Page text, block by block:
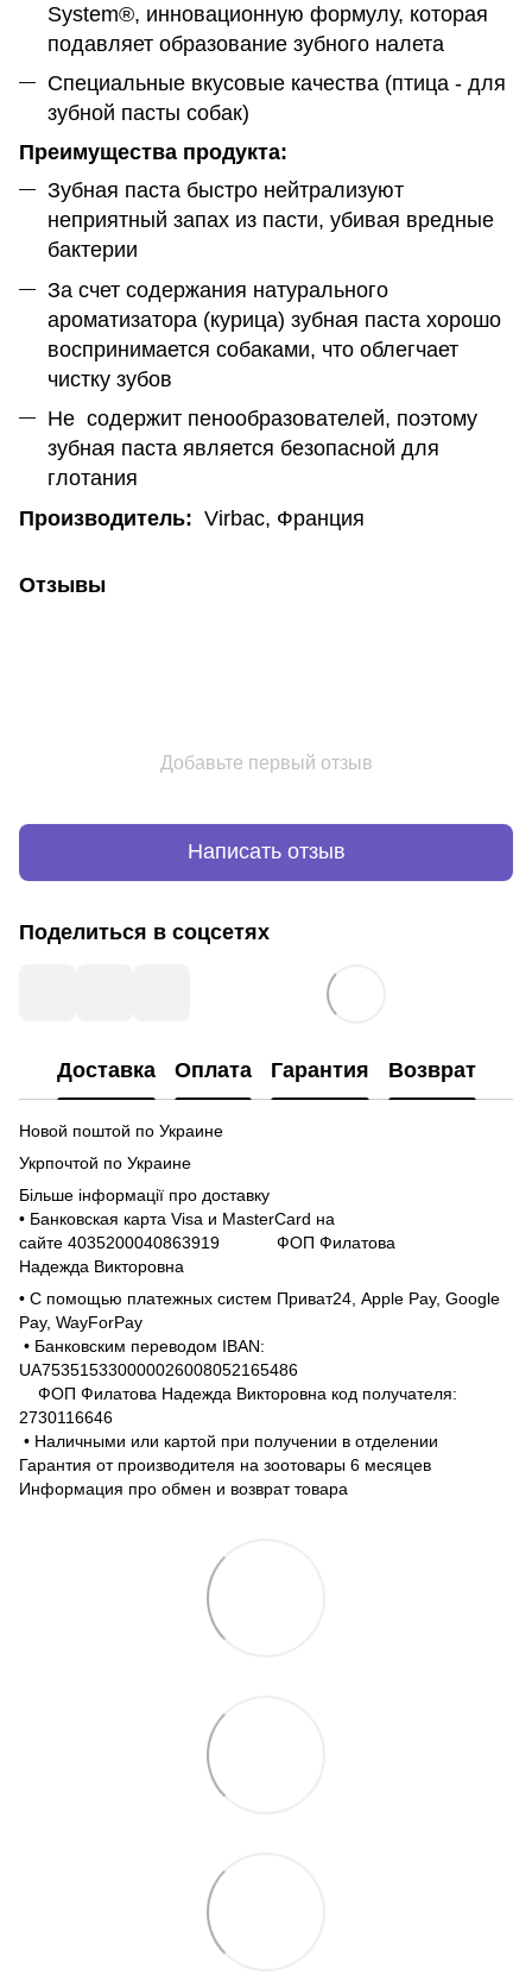
System®, инновационную формулу, которая
подавляет образование зубного налета
Специальные вкусовые качества (птица - для
зубной пасты собак)
Преимущества продукта:
Зубная паста быстро нейтрализуют
неприятный запах из пасти, убивая вредные
бактерии
За счет содержания натурального
ароматизатора (курица) зубная паста хорошо
воспринимается собаками, что облегчает
чистку зубов
Не содержит пенообразователей, поэтому
зубная паста является безопасной для
глотания
Производитель: Virbac, Франция
Отзывы
Добавьте первый отзыв
Написать отзыв
Поделиться в соцсетях
Доставка Оплата Гарантия Возврат
Новой поштой по Украине
Укрпочтой по Украине
Більше інформації про доставку
• Банковская карта Visa и MasterCard на
сайте 4035200040863919 ФОП Филатова
Надежда Викторовна
• С помощью платежных систем Приват24, Apple Pay, Google
Pay, WayForPay
• Банковским переводом IBAN:
UA753515330000026008052165486
ФОП Филатова Надежда Викторовна код получателя:
2730116646
• Наличными или картой при получении в отделении
Гарантия от производителя на зоотовары 6 месяцев
Информация про обмен и возврат товара